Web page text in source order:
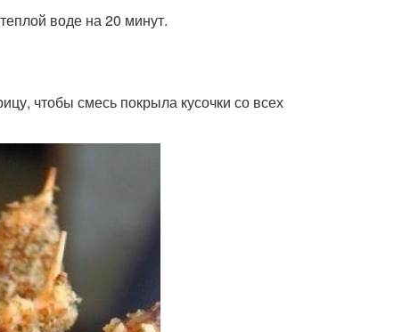
воде на 20 минут.
чтобы смесь покрыла кусочки со всех